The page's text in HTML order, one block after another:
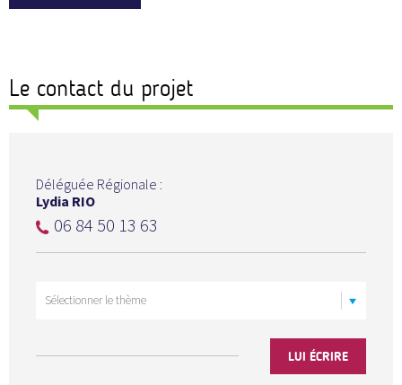
Le contact du projet
Déléguée Régionale :
Lydia RIO
06 84 50 13 63
LUI ÉCRIRE